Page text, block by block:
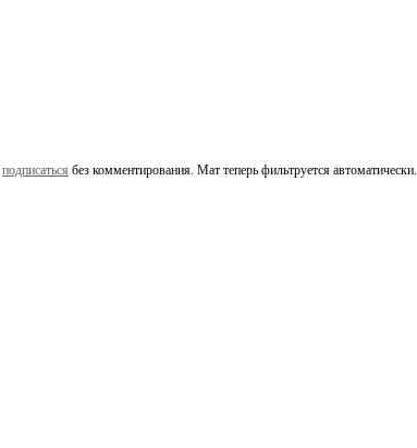
подписаться без комментирования. Мат теперь фильтруется автоматически.